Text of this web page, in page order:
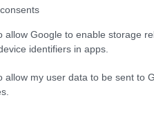
allow Google to enable storage
identifiers in apps.
allow my user data to be sent to
Μέσα
Καστοριά
20 ΣΕΠΤΕΜΒΡΊΟΥ 2025, 8:30 ΠΜ
Δημοσιογραφικό Συνέδριο
θα πραγματοποιηθεί στην